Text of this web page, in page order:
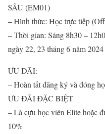
SÂU (EM01)
– Hình thức: Học trực tiếp
– Thời gian: Sáng 8h30 –
ngày 22, 23 tháng 6 năm 2024
ƯU ĐÃI:
– Hoàn tất đăng ký và đóng
ƯU ĐÃI ĐẶC BIỆT
– Là cựu học viên Elite hoặc
10%